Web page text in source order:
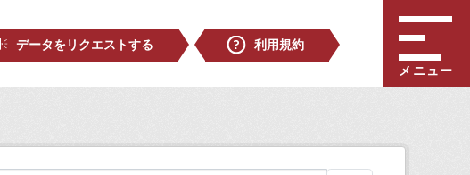
データをリクエストする
利用規約
メニュー